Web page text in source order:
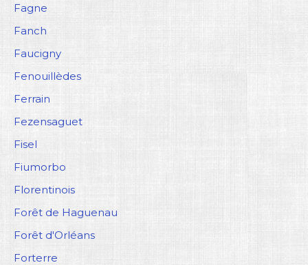
Fagne
Fanch
Faucigny
Fenouillèdes
Ferrain
Fezensaguet
Fisel
Fiumorbo
Florentinois
Forêt de Haguenau
Forêt d'Orléans
Forterre